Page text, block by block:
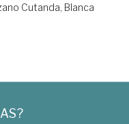
Cutanda, Blanca